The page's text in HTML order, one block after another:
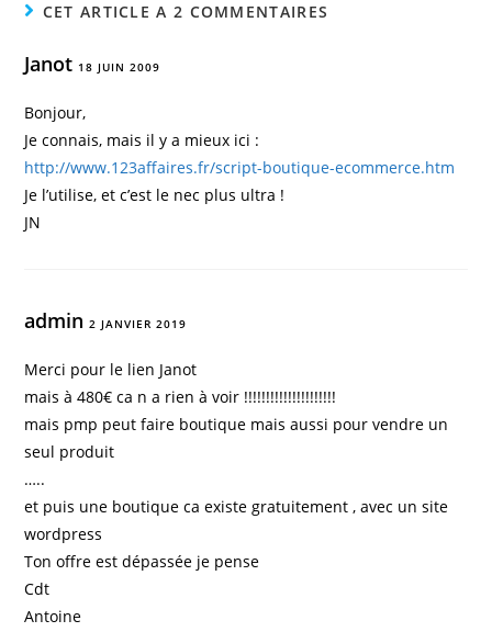
CET ARTICLE A 2 COMMENTAIRES
Janot 18 JUIN 2009
Bonjour,
Je connais, mais il y a mieux ici :
http://www.123affaires.fr/script-boutique-ecommerce.htm
Je l’utilise, et c’est le nec plus ultra !
JN
admin2 JANVIER 2019
Merci pour le lien Janot
mais à 480€ ca n a rien à voir !!!!!!!!!!!!!!!!!!!!!
mais pmp peut faire boutique mais aussi pour vendre un
seul produit
…..
et puis une boutique ca existe gratuitement , avec un site
wordpress
Ton offre est dépassée je pense
Cdt
Antoine